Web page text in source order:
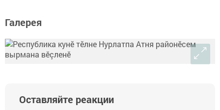
Галерея
Оставляйте реакции